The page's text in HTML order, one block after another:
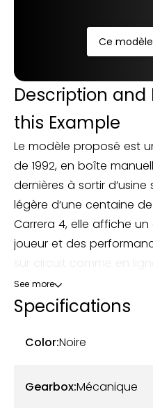
Ce
Description and
this Example
Le modèle proposé est
de 1992, en boîte
dernières à sortir
légère d’une centaine
Carrera 4, elle affiche
joueur et des
Délivrée dans un noir
intérieur cuir noir, cette
par un aileron queue
See more
Specifications
Color:Noire
Gearbox:Mécanique